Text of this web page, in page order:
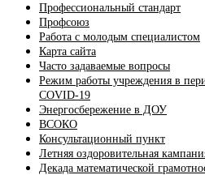
Профессиональный стандарт
Профсоюз
Работа с молодым специалистом
Карта сайта
Часто задаваемые вопросы
Режим работы учреждения в
COVID-19
Энергосбережение в ДОУ
ВСОКО
Консультационный пункт
Летняя оздоровительная
Декада математической